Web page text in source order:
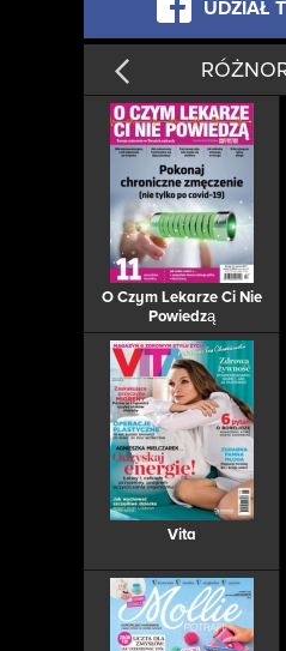
UDZIAŁ
O Czym Lekarze Ci Nie
Powiedzą
Vita